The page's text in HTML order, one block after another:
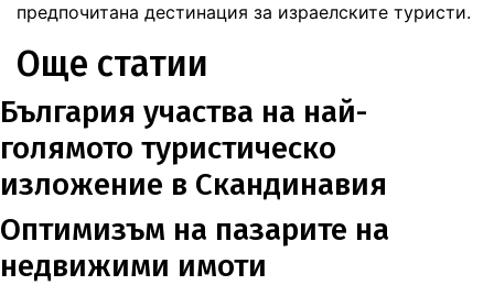
предпочитана дестинация за израелските туристи.
Още статии
България участва на най-
голямото туристическо
изложение в Скандинавия
Оптимизъм на пазарите на
недвижими имоти